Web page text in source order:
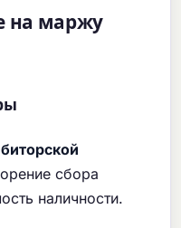
на маржу
сбора
наличности.